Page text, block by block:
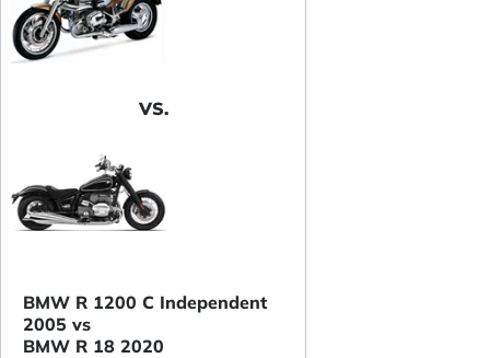
VS.
BMW R 1200 C Independent
2005 vs
BMW R 18 2020